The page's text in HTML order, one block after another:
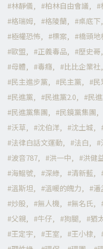
林靜儀
柏林自由會議
格瑞姆
格陵蘭 桌底下
極權恐怖
標案 橋頭地
歐盟
正義毒品 歷史哥
母體
毒癮 比比企業社
民主進步黨
民主黨 民
民進黨
民進黨2.0 民
民進黨集團
民鏡黨集團
沃草
沈伯洋 沈土城
法律白話文運動
法白
波音787
洪一中 洪健
海鯤號
深綠 清新藍
溫斯坦
溫暖的魄力 潘
炒股
無人機 無名氏
父親
牛仔 狗腿 猶
王定宇
王室 王小棣